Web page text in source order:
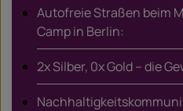
Autofreie Straßen beim
Camp in Berlin:
2x Silber, 0x Gold – die